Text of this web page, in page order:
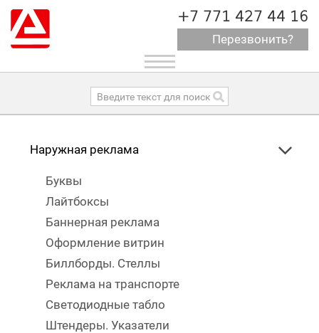
+7 771 427 44 16
Перезвонить?
Toggle
navigation
Наружная реклама
Буквы
Лайтбоксы
Баннерная реклама
Оформление витрин
Биллборды. Стеллы
Реклама на транспорте
Светодиодные табло
Штендеры. Указатели